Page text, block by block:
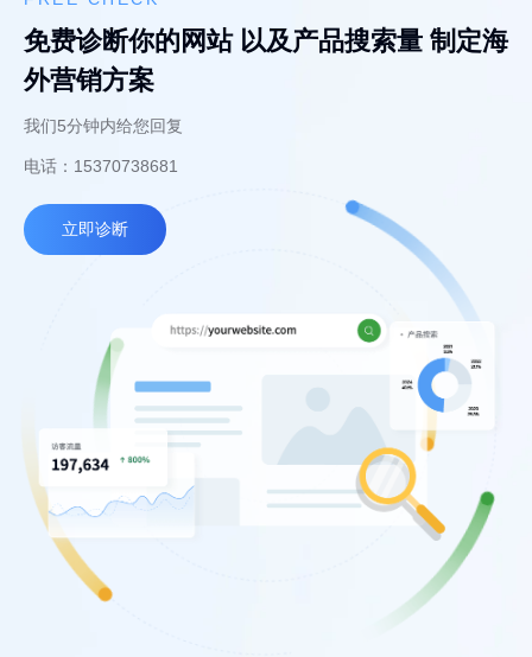
免费诊断你的网站 以及产品搜索量 制定海
外营销方案
我们5分钟内给您回复
电话：15370738681
立即诊断